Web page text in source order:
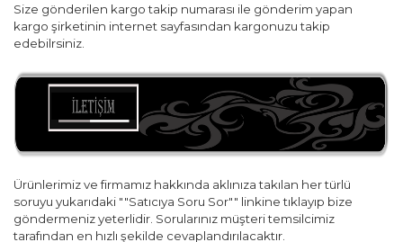
Size gönderilen kargo takip numarası ile gönderim yapan
kargo şirketinin internet sayfasından kargonuzu takip
edebilrsiniz.
Ürünlerimiz ve firmamız hakkında aklınıza takılan her türlü
soruyu yukarıdaki ""Satıcıya Soru Sor"" linkine tıklayıp bize
göndermeniz yeterlidir. Sorularınız müşteri temsilcimiz
tarafından en hızlı şekilde cevaplandırılacaktır.